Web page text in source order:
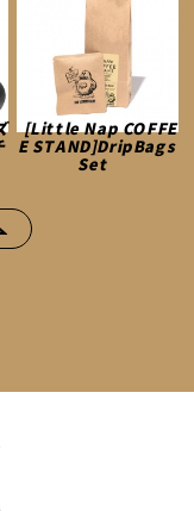
[Little Nap COFFE
E STAND]DripBags
Set